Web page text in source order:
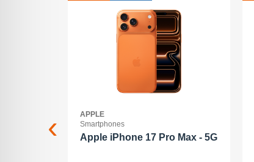
APPLE
Smartphones
Apple iPhone 17 Pro Max - 5G